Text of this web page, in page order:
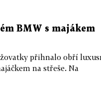
BMW s majákem
přihnalo obří
na střeše. Na